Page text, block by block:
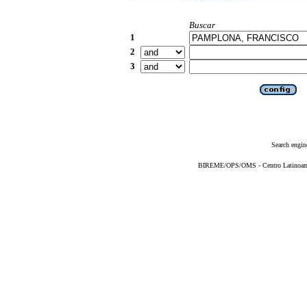
Buscar
1
2
3
Search
BIREME/OPS/OMS - Centro